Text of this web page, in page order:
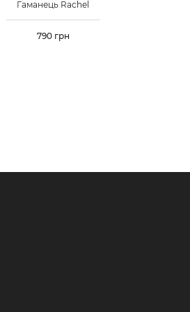
Гаманець Rachel
Ціна
790 грн